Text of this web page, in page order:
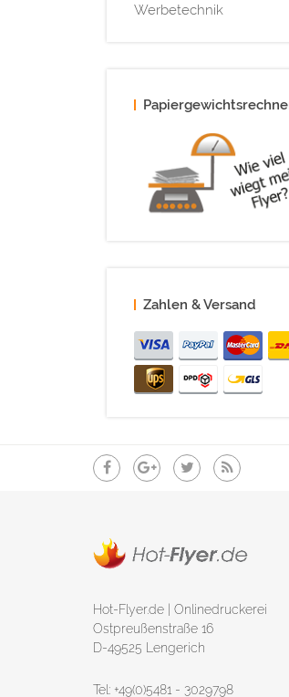
Werbetechnik
Zahlen & Versand
Hot-Flyer.de | Onlinedruckerei
Ostpreußenstraße 16
D-49525 Lengerich
Tel: +49(0)5481 - 3029798